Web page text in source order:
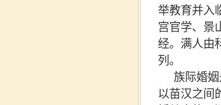
举教育并入
宫官学、景
经。满人由
列。
族际婚
以苗汉之间